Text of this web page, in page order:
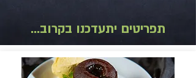
תפריטים יתעדכנו בקרוב...